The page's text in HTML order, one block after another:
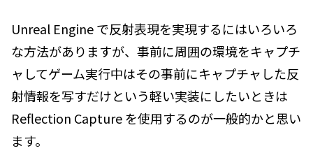
Unreal Engine で反射表現を実現するにはいろいろ
な方法がありますが、事前に周囲の環境をキャプチ
ャしてゲーム実行中はその事前にキャプチャした反
射情報を写すだけという軽い実装にしたいときは
Reflection Capture を使用するのが一般的かと思い
ます。